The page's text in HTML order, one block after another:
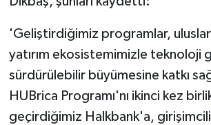
'Geliştirdiğimiz programlar,
yatırım ekosistemimizle teknoloji
sürdürülebilir büyümesine katkı
HUBrica Programı'nı ikinci kez
geçirdiğimiz Halkbank'a,